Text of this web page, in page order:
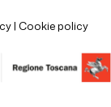
| Cookie policy